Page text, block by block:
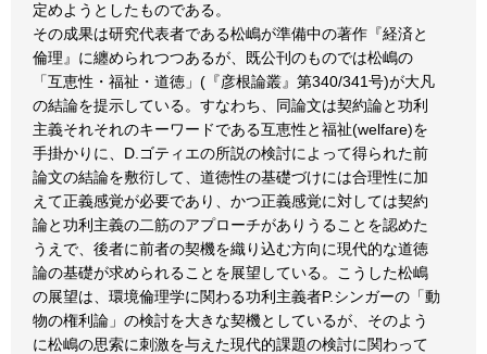
定めようとしたものである。
その成果は研究代表者である松嶋が準備中の著作『経済と
倫理』に纏められつつあるが、既公刊のものでは松嶋の
「互恵性・福祉・道徳」(『彦根論叢』第340/341号)が大凡
の結論を提示している。すなわち、同論文は契約論と功利
主義それそれのキーワードである互恵性と福祉(welfare)を
手掛かりに、D.ゴティエの所説の検討によって得られた前
論文の結論を敷衍して、道徳性の基礎づけには合理性に加
えて正義感覚が必要であり、かつ正義感覚に対しては契約
論と功利主義の二筋のアプローチがありうることを認めた
うえで、後者に前者の契機を織り込む方向に現代的な道徳
論の基礎が求められることを展望している。こうした松嶋
の展望は、環境倫理学に関わる功利主義者P.シンガーの「動
物の権利論」の検討を大きな契機としているが、そのよう
に松嶋の思索に刺激を与えた現代的課題の検討に関わって